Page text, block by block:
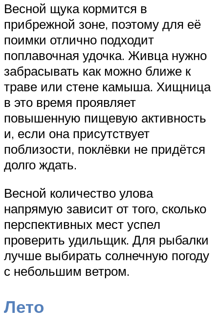
Весной щука кормится в
прибрежной зоне, поэтому для её
поимки отлично подходит
поплавочная удочка. Живца нужно
забрасывать как можно ближе к
траве или стене камыша. Хищница
в это время проявляет
повышенную пищевую активность
и, если она присутствует
поблизости, поклёвки не придётся
долго ждать.
Весной количество улова
напрямую зависит от того, сколько
перспективных мест успел
проверить удильщик. Для рыбалки
лучше выбирать солнечную погоду
с небольшим ветром.
Лето